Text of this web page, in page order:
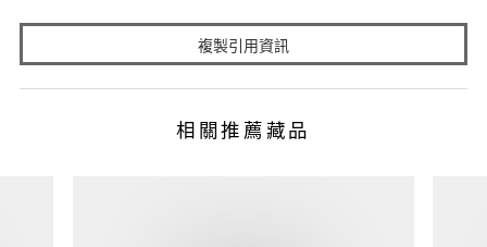
複製引用資訊
相關推薦藏品